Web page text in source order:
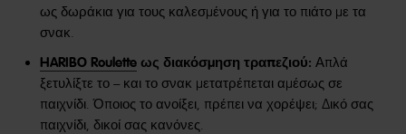
ως δωράκια για τους καλεσμένους ή για το πιάτο με τα
σνακ.
HARIBO Roulette ως διακόσμηση τραπεζιού: Απλά
ξετυλίξτε το – και το σνακ μετατρέπεται αμέσως σε
παιχνίδι. Όποιος το ανοίξει, πρέπει να χορέψει; Δικό σας
παιχνίδι, δικοί σας κανόνες.